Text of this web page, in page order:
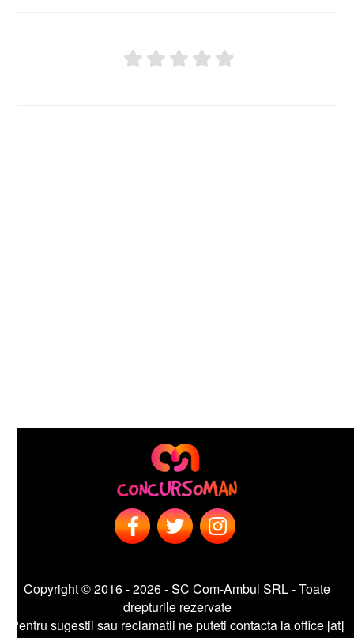
Copyright © 2016 - 2026 - SC Com-Ambul SRL - Toate
drepturile rezervate
sugestii sau reclamatii ne puteti contacta la office [at]